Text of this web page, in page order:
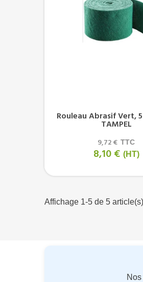
Rouleau Abrasif Vert,
TAMPEL
9,72 € TTC
8,10 € (HT)
Affichage 1-5 de 5 article(s)
Nos